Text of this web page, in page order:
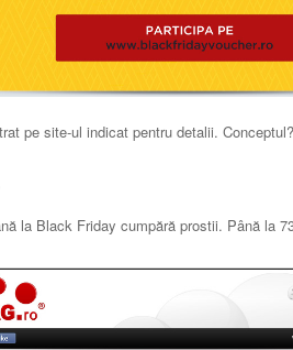
pe site-ul indicat pentru detalii.
la Black Friday cumpără prostii. Până la